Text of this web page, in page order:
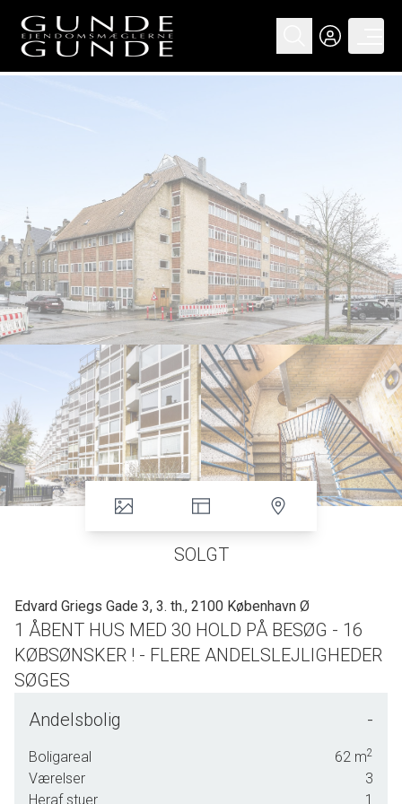
SOLGT
Edvard Griegs Gade 3, 3. th., 2100 København Ø
1 ÅBENT HUS MED 30 HOLD PÅ BESØG - 16
KØBSØNSKER ! - FLERE ANDELSLEJLIGHEDER
SØGES
STILLE OG TRYG BELIGGENHED
I GOD OG VELDREVET FORENING
OPRINDELIGT 3 VÆRELSER– KAN REETABLERES
SYDVENDT ALTAN
Andelsbolig -
Boligareal 62 m2
Værelser
3
Heraf stuer
1